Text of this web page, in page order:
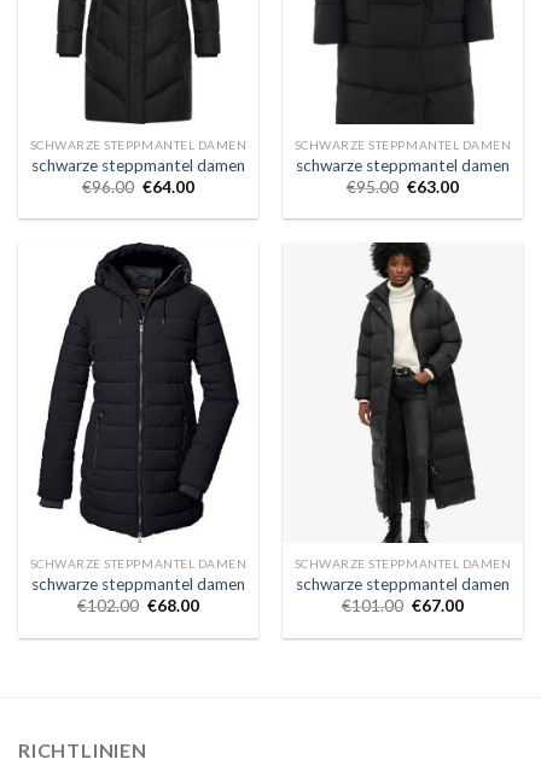
SCHWARZE STEPPMANTEL DAMEN
schwarze steppmantel damen
€96.00 €64.00
SCHWARZE STEPPMANTEL DAMEN
schwarze steppmantel damen
€95.00 €63.00
SCHWARZE STEPPMANTEL DAMEN
schwarze steppmantel damen
€102.00 €68.00
SCHWARZE STEPPMANTEL DAMEN
schwarze steppmantel damen
€101.00 €67.00
RICHTLINIEN